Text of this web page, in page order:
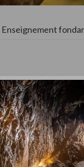
Enseignement